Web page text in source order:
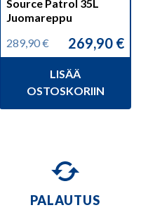
Source Patrol 35L
Juomareppu
289,90€
Alkuperäinen
hinta
289,90 €.
269,90 €
Nykyinen
hinta
269,90 €.
LISÄÄ
OSTOSKORIIN
PALAUTUS